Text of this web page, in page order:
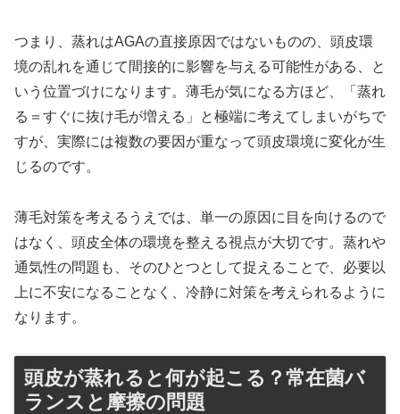
つまり、蒸れはAGAの直接原因ではないものの、頭皮環
境の乱れを通じて間接的に影響を与える可能性がある、と
いう位置づけになります。薄毛が気になる方ほど、「蒸れ
る＝すぐに抜け毛が増える」と極端に考えてしまいがちで
すが、実際には複数の要因が重なって頭皮環境に変化が生
じるのです。
薄毛対策を考えるうえでは、単一の原因に目を向けるので
はなく、頭皮全体の環境を整える視点が大切です。蒸れや
通気性の問題も、そのひとつとして捉えることで、必要以
上に不安になることなく、冷静に対策を考えられるように
なります。
頭皮が蒸れると何が起こる？常在菌バ
ランスと摩擦の問題